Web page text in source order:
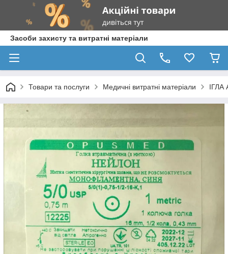
Засоби захисту та витратні матеріали
Товари та послуги Медичні витратні матеріали